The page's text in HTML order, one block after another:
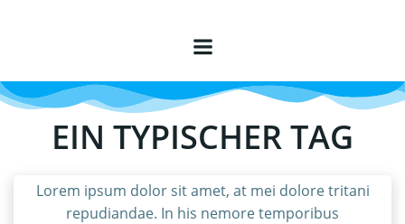
springen
EIN TYPISCHER TAG
Lorem ipsum dolor sit amet, at mei dolore tritani
repudiandae. In his nemore temporibus